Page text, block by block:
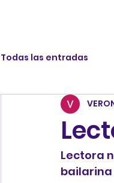
Todas las entradas
Lectora
bailarina